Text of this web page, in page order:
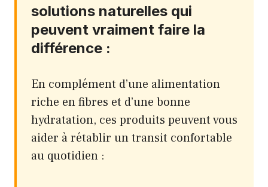
solutions naturelles qui
peuvent vraiment faire la
différence :
En complément d’une alimentation
riche en fibres et d’une bonne
hydratation, ces produits peuvent vous
aider à rétablir un transit confortable
au quotidien :